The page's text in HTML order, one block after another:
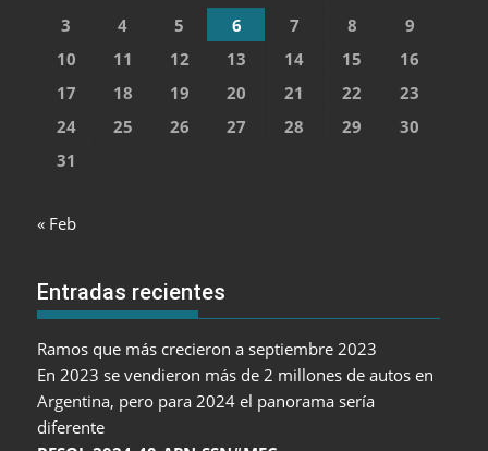
3
4 5 6 7 8
9
10
11 12 13 14 15
16
17
18 19 20 21 22
23
24
25 26 27 28 29
30
31
« Feb
Entradas recientes
Ramos que más crecieron a septiembre 2023
En 2023 se vendieron más de 2 millones de autos en
Argentina, pero para 2024 el panorama sería
diferente